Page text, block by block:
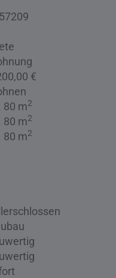
€
80 m2
80 m2
80 m2